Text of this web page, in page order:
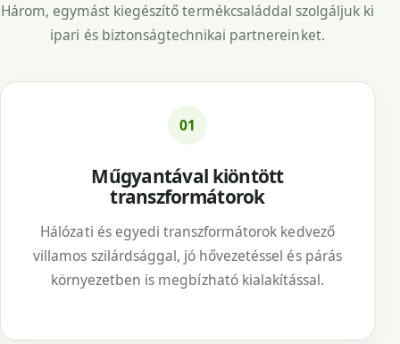
Három, egymást kiegészítő termékcsaláddal szolgáljuk ki
ipari és biztonságtechnikai partnereinket.
01
Műgyantával kiöntött
transzformátorok
Hálózati és egyedi transzformátorok kedvező
villamos szilárdsággal, jó hővezetéssel és párás
környezetben is megbízható kialakítással.